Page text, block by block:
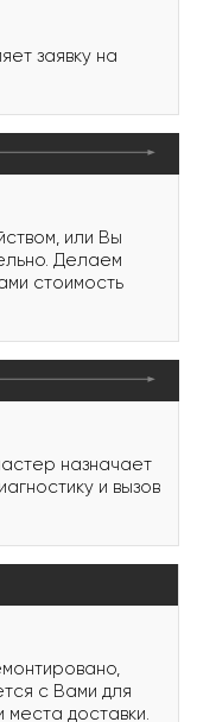
заявку на
или Вы
Делаем
стоимость
назначает
и вызов
с Вами для
доставки.